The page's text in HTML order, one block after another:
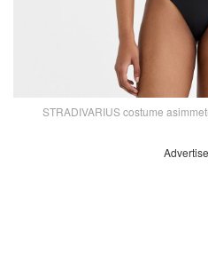
STRADIVARIUS costume